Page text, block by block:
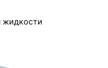
жидкости